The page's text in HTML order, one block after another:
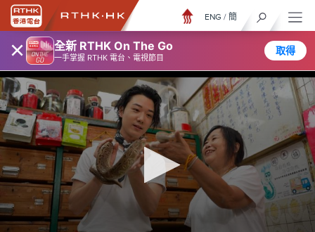
× 全新 RTHK On The Go
一手掌握 RTHK 電台、電視節目
取得
ENG / 簡